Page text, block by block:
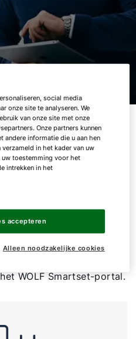
beschikt u altijd
En dat op
bijvoorbeeld in een paar
eengezinswoningen
Of u heeft snel en
bij de hand.
WOLF Smartset-portal.
social media
onze site te analyseren. We
van onze site met onze
Onze partners kunnen
andere informatie die u aan hen
in het kader van uw
uw toestemming voor het
intrekken in het
Alleen noodzakelijke cookies
accepteren